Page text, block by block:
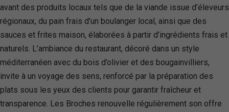
avant des produits locaux tels que de la viande issue d’éleveurs
régionaux, du pain frais d’un boulanger local, ainsi que des
sauces et frites maison, élaborées à partir d’ingrédients frais et
naturels. L’ambiance du restaurant, décoré dans un style
méditerranéen avec du bois d’olivier et des bougainvilliers,
invite à un voyage des sens, renforcé par la préparation des
plats sous les yeux des clients pour garantir fraîcheur et
transparence. Les Broches renouvelle régulièrement son offre